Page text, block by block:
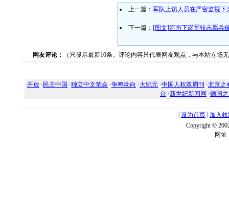
上一篇： 军队上访人员在严密监视下
下一篇： [图文]河南下岗军转志愿兵
网友评论： （只显示最新10条。评论内容只代表网友观点，与本站立场
·开放 · 民主中国 ·独立中文笔会 ·争鸣动向 ·大纪元 ·中国人权双周刊 ·北京之
台 ·新世纪新闻网 ·德国
设为首页 加入
Copyright ©
网址